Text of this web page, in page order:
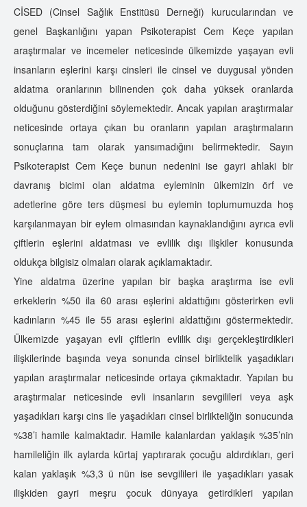
CİSED (Cinsel Sağlık Enstitüsü Derneği) kurucularından ve
genel Başkanlığını yapan Psikoterapist Cem Keçe yapılan
araştırmalar ve incemeler neticesinde ülkemizde yaşayan evli
insanların eşlerini karşı cinsleri ile cinsel ve duygusal yönden
aldatma oranlarının bilinenden çok daha yüksek oranlarda
olduğunu gösterdiğini söylemektedir. Ancak yapılan araştırmalar
neticesinde ortaya çıkan bu oranların yapılan araştırmaların
sonuçlarına tam olarak yansımadığını belirmektedir. Sayın
Psikoterapist Cem Keçe bunun nedenini ise gayri ahlaki bir
davranış bicimi olan aldatma eyleminin ülkemizin örf ve
adetlerine göre ters düşmesi bu eylemin toplumumuzda hoş
karşılanmayan bir eylem olmasından kaynaklandığını ayrıca evli
çiftlerin eşlerini aldatması ve evlilik dışı ilişkiler konusunda
oldukça bilgisiz olmaları olarak açıklamaktadır.
Yine aldatma üzerine yapılan bir başka araştırma ise evli
erkeklerin %50 ila 60 arası eşlerini aldattığını gösterirken evli
kadınların %45 ile 55 arası eşlerini aldattığını göstermektedir.
Ülkemizde yaşayan evli çiftlerin evlilik dışı gerçekleştirdikleri
ilişkilerinde başında veya sonunda cinsel birliktelik yaşadıkları
yapılan araştırmalar neticesinde ortaya çıkmaktadır. Yapılan bu
araştırmalar neticesinde evli insanların sevgilileri veya aşk
yaşadıkları karşı cins ile yaşadıkları cinsel birlikteliğin sonucunda
%38’i hamile kalmaktadır. Hamile kalanlardan yaklaşık %35’nin
hamileliğin ilk aylarda kürtaj yaptırarak çocuğu aldırdıkları, geri
kalan yaklaşık %3,3 ü nün ise sevgilileri ile yaşadıkları yasak
ilişkiden gayri meşru çocuk dünyaya getirdikleri yapılan